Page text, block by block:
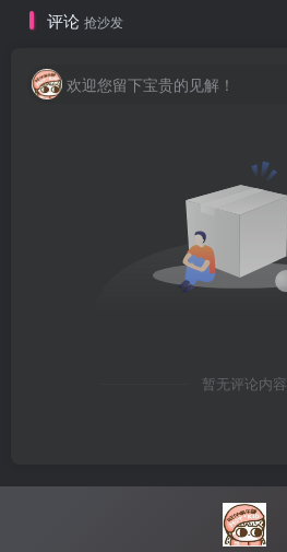
评论 抢沙发
欢迎您留下宝贵的见解！
暂无评论内容